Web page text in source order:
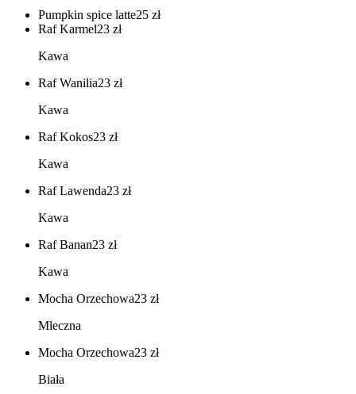
Pumpkin spice latte25 zł
Raf Karmel23 zł
Kawa
Raf Wanilia23 zł
Kawa
Raf Kokos23 zł
Kawa
Raf Lawenda23 zł
Kawa
Raf Banan23 zł
Kawa
Mocha Orzechowa23 zł
Mleczna
Mocha Orzechowa23 zł
Biała